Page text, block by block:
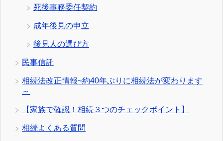
死後事務委任契約
成年後見の申立
後見人の選び方
民事信託
相続法改正情報~約40年ぶりに相続法が変わります
～
【家族で確認！相続３つのチェックポイント】
相続よくある質問